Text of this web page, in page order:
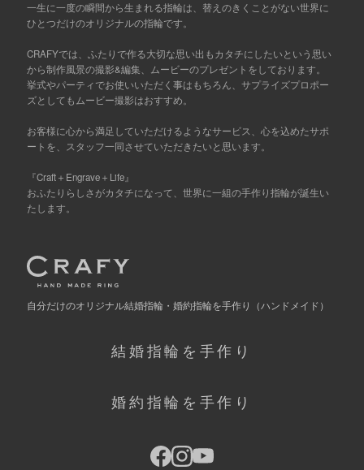
一生に一度の瞬間から生まれる指輪は、替えのきくことがない世界に
ひとつだけのオリジナルの指輪です。
CRAFYでは、ふたりで作る大切な思い出もカタチにしたいという思い
から制作風景の撮影&編集、ムービーのプレゼントをしております。
挙式やパーティでお使いいただく事はもちろん、サプライズプロポー
ズとしてもムービー撮影はおすすめ。
お客様に心から満足していただけるようなサービス、心を込めたサポ
ートを、スタッフ一同させていただきたいと思います。
『Craft＋Engrave＋Life』
おふたりらしさがカタチになって、世界に一組の手作り指輪が誕生い
たします。
自分だけのオリジナル結婚指輪・婚約指輪を手作り （ハンドメイド）
結婚指輪を手作り
婚約指輪を手作り